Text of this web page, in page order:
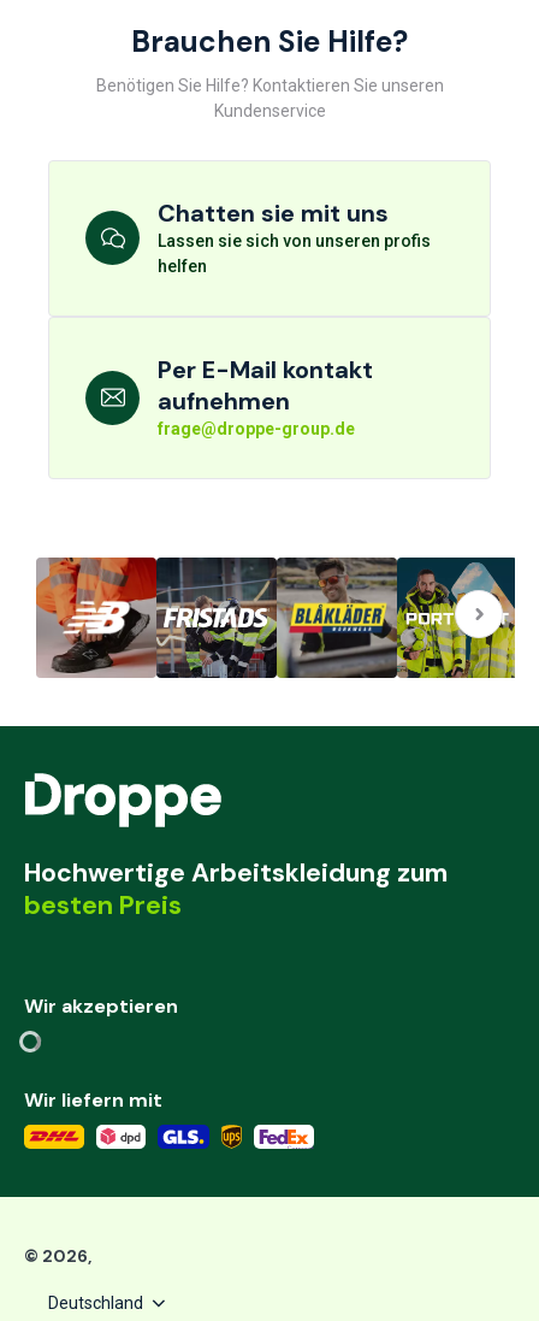
Brauchen Sie Hilfe?
Benötigen Sie Hilfe? Kontaktieren Sie unseren
Kundenservice
Chatten sie mit uns
Lassen sie sich von unseren profis
helfen
Per E-Mail kontakt
aufnehmen
frage@droppe-group.de
Hochwertige Arbeitskleidung zum
besten Preis
Wir akzeptieren
Wir liefern mit
© 2026,
Deutschland